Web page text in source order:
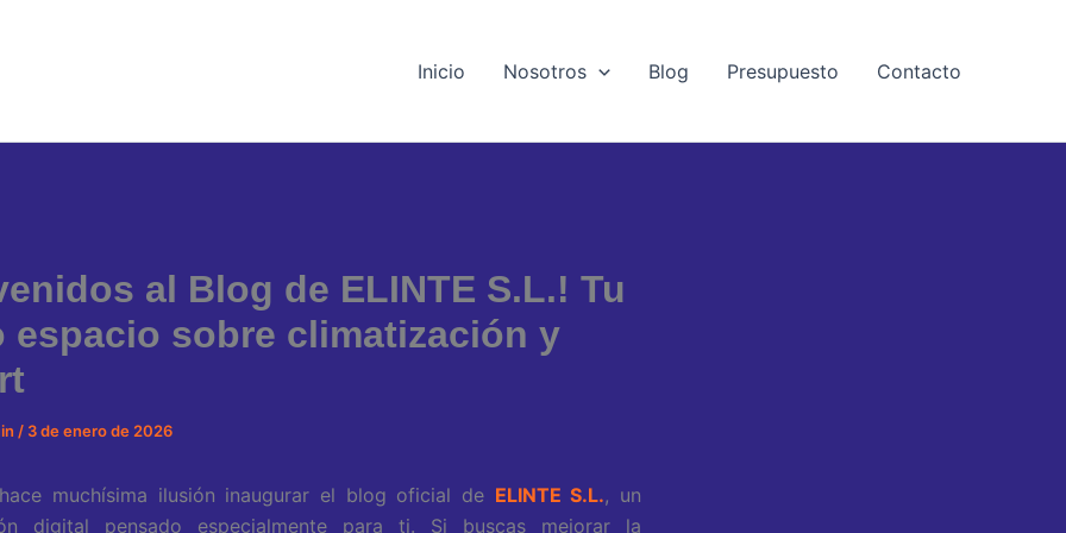
Inicio Nosotros Blog Presupuesto Contacto
al Blog de ELINTE S.L.! Tu
espacio sobre climatización y
/ 3 de enero de 2026
muchísima ilusión inaugurar el blog oficial de ELINTE S.L., un
digital pensado especialmente para ti. Si buscas mejorar la